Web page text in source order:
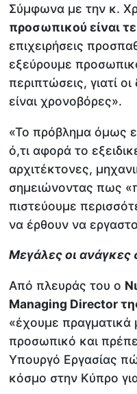
Σύμφωνα με την κ.
προσωπικού είναι
επιχειρήσεις
εξεύρουμε
περιπτώσεις, γιατί
είναι χρονοβόρες».
«Το πρόβλημα όμως
ό,τι αφορά το
αρχιτέκτονες,
σημειώνοντας πως
πιστεύουμε
να έρθουν να
Μεγάλες οι
Από πλευράς του ο
Managing Director
«έχουμε
προσωπικό και
Υπουργό Εργασίας
κόσμο στην Κύπρο